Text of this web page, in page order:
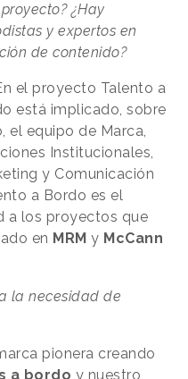
¿Hay
y expertos en
de contenido?
el proyecto Talento a
está implicado, sobre
el equipo de Marca,
Institucionales,
y Comunicación
a Bordo es el
a los proyectos que
en MRM y McCann
la necesidad de
pionera creando
a bordo y nuestro